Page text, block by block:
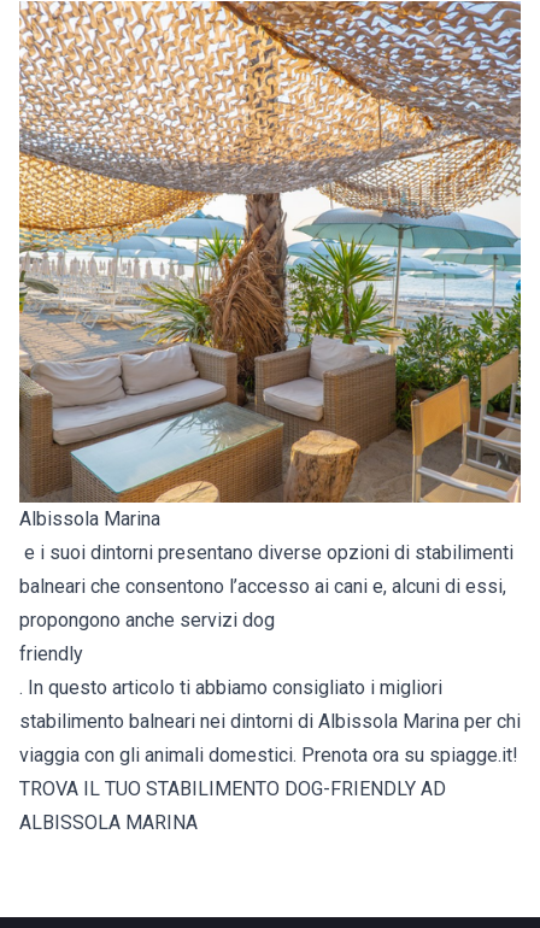
Albissola Marina
e i suoi dintorni presentano diverse opzioni di stabilimenti
balneari che consentono l’accesso ai cani e, alcuni di essi,
propongono anche servizi dog
friendly
. In questo articolo ti abbiamo consigliato i migliori
stabilimento balneari nei dintorni di Albissola Marina per chi
viaggia con gli animali domestici. Prenota ora su spiagge.it!
TROVA IL TUO STABILIMENTO DOG-FRIENDLY AD
ALBISSOLA MARINA